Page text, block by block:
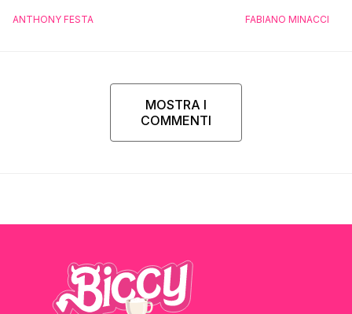
ANTHONY FESTA FABIANO MINACCI
MOSTRA I
COMMENTI